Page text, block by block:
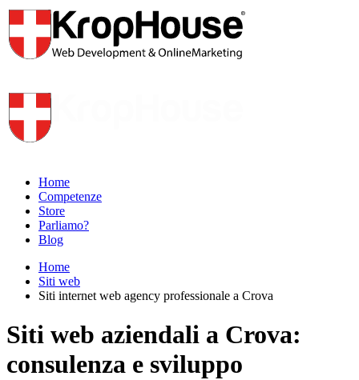
Home
Competenze
Store
Parliamo?
Blog
Home
Siti web
Siti internet web agency professionale a Crova
Siti web aziendali a Crova:
consulenza e sviluppo